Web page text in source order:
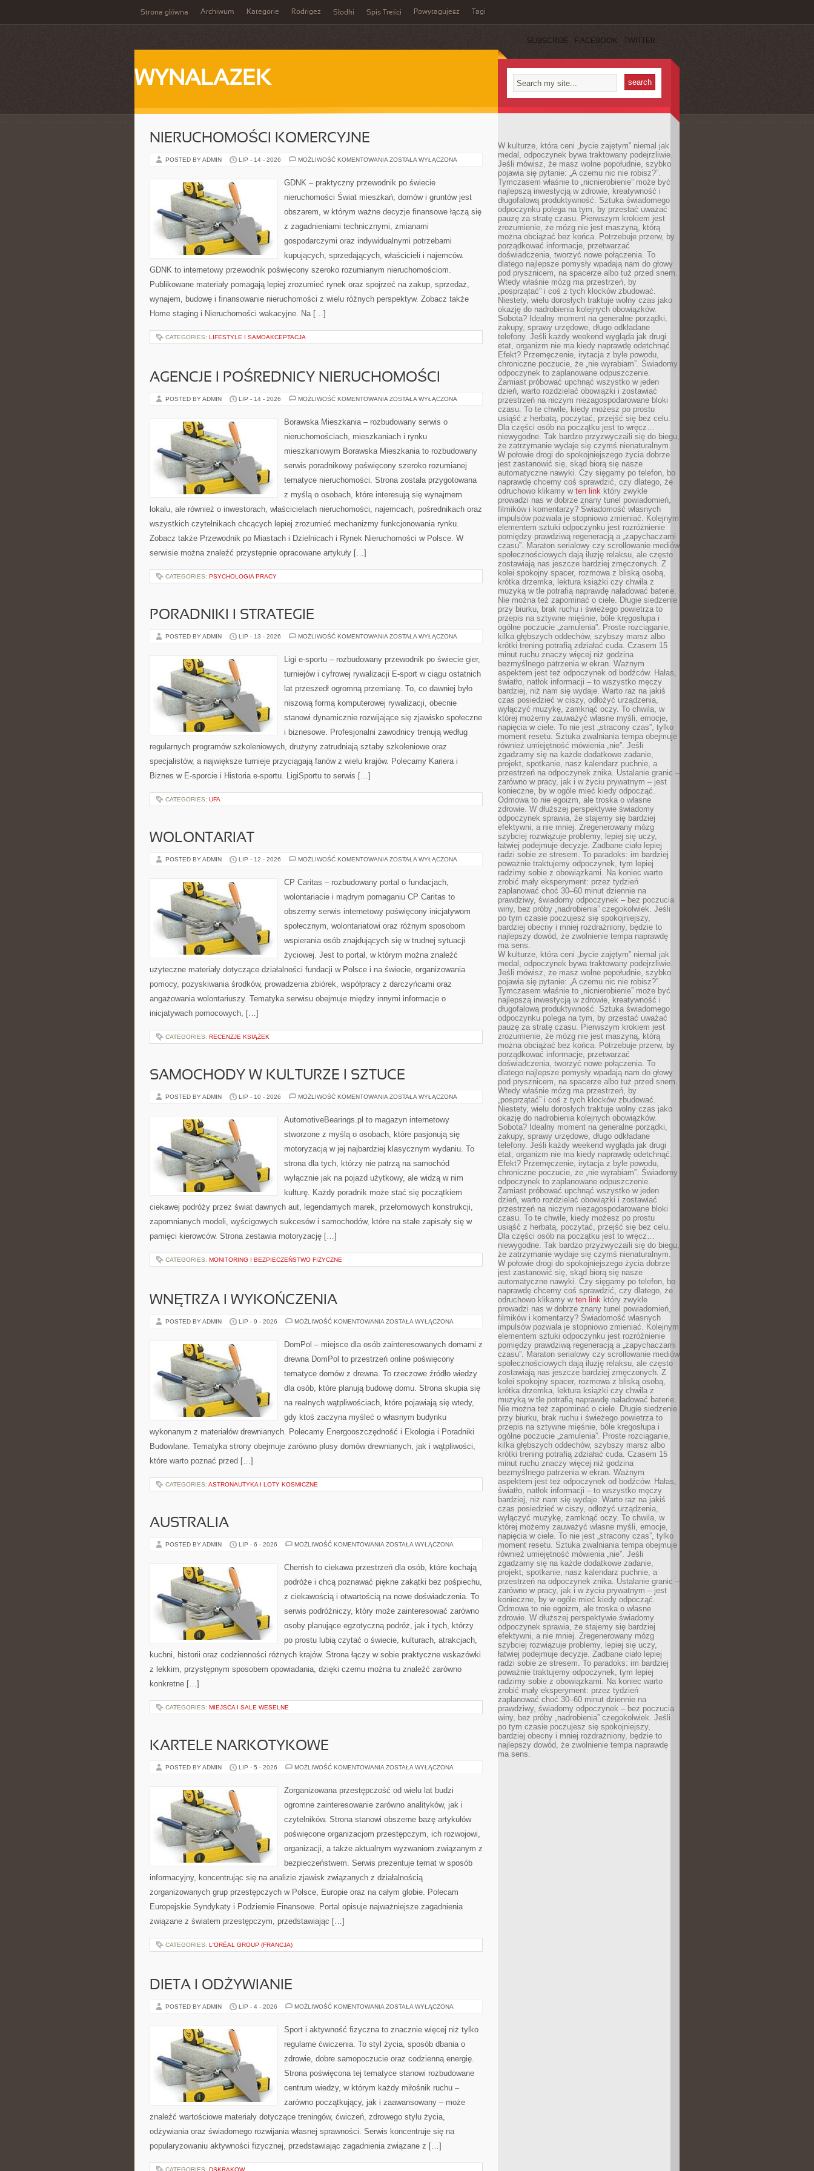
Strona główna Archiwum Kategorie Rodrigez Słodki Spis Treści Powytagujesz Tagi
SUBSCRIBE FACEBOOK TWITTER
WYNALAZEK
NIERUCHOMOŚCI KOMERCYJNE
POSTED BY ADMIN LIP - 14 - 2026 MOŻLIWOŚĆ KOMENTOWANIA NIERUCHOMOŚCI
ZOSTAŁA WYŁĄCZONA
GDNK – praktyczny przewodnik po świecie
nieruchomości Świat mieszkań, domów i gruntów jest
obszarem, w którym ważne decyzje finansowe łączą się
z zagadnieniami technicznymi, zmianami
gospodarczymi oraz indywidualnymi potrzebami
kupujących, sprzedających, właścicieli i najemców.
GDNK to internetowy przewodnik poświęcony szeroko rozumianym nieruchomościom.
Publikowane materiały pomagają lepiej zrozumieć rynek oraz spojrzeć na zakup, sprzedaż,
wynajem, budowę i finansowanie nieruchomości z wielu różnych perspektyw. Zobacz także
Home staging i Nieruchomości wakacyjne. Na […]
CATEGORIES: LIFESTYLE I SAMOAKCEPTACJA
AGENCJE I POŚREDNICY NIERUCHOMOŚCI
POSTED BY ADMIN LIP - 14 - 2026 MOŻLIWOŚĆ KOMENTOWANIA AGENCJE
NIERUCHOMOŚCI
ZOSTAŁA WYŁĄCZONA
Borawska Mieszkania – rozbudowany serwis o
nieruchomościach, mieszkaniach i rynku
mieszkaniowym Borawska Mieszkania to rozbudowany
serwis poradnikowy poświęcony szeroko rozumianej
tematyce nieruchomości. Strona została przygotowana
z myślą o osobach, które interesują się wynajmem
lokalu, ale również o inwestorach, właścicielach nieruchomości, najemcach, pośrednikach oraz
wszystkich czytelnikach chcących lepiej zrozumieć mechanizmy funkcjonowania rynku.
Zobacz także Przewodnik po Miastach i Dzielnicach i Rynek Nieruchomości w Polsce. W
serwisie można znaleźć przystępnie opracowane artykuły […]
CATEGORIES: PSYCHOLOGIA PRACY
PORADNIKI I STRATEGIE
POSTED BY ADMIN LIP - 13 - 2026 MOŻLIWOŚĆ KOMENTOWANIA PORADNIKI
ZOSTAŁA WYŁĄCZONA
Ligi e-sportu – rozbudowany przewodnik po świecie gier,
turniejów i cyfrowej rywalizacji E-sport w ciągu ostatnich
lat przeszedł ogromną przemianę. To, co dawniej było
niszową formą komputerowej rywalizacji, obecnie
stanowi dynamicznie rozwijające się zjawisko społeczne
i biznesowe. Profesjonalni zawodnicy trenują według
regularnych programów szkoleniowych, drużyny zatrudniają sztaby szkoleniowe oraz
specjalistów, a największe turnieje przyciągają fanów z wielu krajów. Polecamy Kariera i
Biznes w E-sporcie i Historia e-sportu. LigiSportu to serwis […]
CATEGORIES: UFA
WOLONTARIAT
POSTED BY ADMIN LIP - 12 - 2026 MOŻLIWOŚĆ KOMENTOWANIA WOLONTARIAT
ZOSTAŁA WYŁĄCZONA
CP Caritas – rozbudowany portal o fundacjach,
wolontariacie i mądrym pomaganiu CP Caritas to
obszerny serwis internetowy poświęcony inicjatywom
społecznym, wolontariatowi oraz różnym sposobom
wspierania osób znajdujących się w trudnej sytuacji
życiowej. Jest to portal, w którym można znaleźć
użyteczne materiały dotyczące działalności fundacji w Polsce i na świecie, organizowania
pomocy, pozyskiwania środków, prowadzenia zbiórek, współpracy z darczyńcami oraz
angażowania wolontariuszy. Tematyka serwisu obejmuje między innymi informacje o
inicjatywach pomocowych, […]
CATEGORIES: RECENZJE KSIĄŻEK
SAMOCHODY W KULTURZE I SZTUCE
POSTED BY ADMIN LIP - 10 - 2026 MOŻLIWOŚĆ KOMENTOWANIA SAMOCHODY
SZTUCE
ZOSTAŁA WYŁĄCZONA
AutomotiveBearings.pl to magazyn internetowy
stworzone z myślą o osobach, które pasjonują się
motoryzacją w jej najbardziej klasycznym wydaniu. To
strona dla tych, którzy nie patrzą na samochód
wyłącznie jak na pojazd użytkowy, ale widzą w nim
kulturę. Każdy poradnik może stać się początkiem
ciekawej podróży przez świat dawnych aut, legendarnych marek, przełomowych konstrukcji,
zapomnianych modeli, wyścigowych sukcesów i samochodów, które na stałe zapisały się w
pamięci kierowców. Strona zestawia motoryzację […]
CATEGORIES: MONITORING I BEZPIECZEŃSTWO FIZYCZNE
WNĘTRZA I WYKOŃCZENIA
POSTED BY ADMIN LIP - 9 - 2026 MOŻLIWOŚĆ KOMENTOWANIA WNĘTRZA
ZOSTAŁA WYŁĄCZONA
DomPol – miejsce dla osób zainteresowanych domami z
drewna DomPol to przestrzeń online poświęcony
tematyce domów z drewna. To rzeczowe źródło wiedzy
dla osób, które planują budowę domu. Strona skupia się
na realnych wątpliwościach, które pojawiają się wtedy,
gdy ktoś zaczyna myśleć o własnym budynku
wykonanym z materiałów drewnianych. Polecamy Energooszczędność i Ekologia i Poradniki
Budowlane. Tematyka strony obejmuje zarówno plusy domów drewnianych, jak i wątpliwości,
które warto poznać przed […]
CATEGORIES: ASTRONAUTYKA I LOTY KOSMICZNE
AUSTRALIA
POSTED BY ADMIN LIP - 6 - 2026 MOŻLIWOŚĆ KOMENTOWANIA AUSTRALIA
ZOSTAŁA WYŁĄCZONA
Cherrish to ciekawa przestrzeń dla osób, które kochają
podróże i chcą poznawać piękne zakątki bez pośpiechu,
z ciekawością i otwartością na nowe doświadczenia. To
serwis podróżniczy, który może zainteresować zarówno
osoby planujące egzotyczną podróż, jak i tych, którzy
po prostu lubią czytać o świecie, kulturach, atrakcjach,
kuchni, historii oraz codzienności różnych krajów. Strona łączy w sobie praktyczne wskazówki
z lekkim, przystępnym sposobem opowiadania, dzięki czemu można tu znaleźć zarówno
konkretne […]
CATEGORIES: MIEJSCA I SALE WESELNE
KARTELE NARKOTYKOWE
POSTED BY ADMIN LIP - 5 - 2026 MOŻLIWOŚĆ KOMENTOWANIA KARTELE
ZOSTAŁA WYŁĄCZONA
Zorganizowana przestępczość od wielu lat budzi
ogromne zainteresowanie zarówno analityków, jak i
czytelników. Strona stanowi obszerne bazę artykułów
poświęcone organizacjom przestępczym, ich rozwojowi,
organizacji, a także aktualnym wyzwaniom związanym z
bezpieczeństwem. Serwis prezentuje temat w sposób
informacyjny, koncentrując się na analizie zjawisk związanych z działalnością
zorganizowanych grup przestępczych w Polsce, Europie oraz na całym globie. Polecam
Europejskie Syndykaty i Podziemie Finansowe. Portal opisuje najważniejsze zagadnienia
związane z światem przestępczym, przedstawiając […]
CATEGORIES: L'ORÉAL GROUP (FRANCJA)
DIETA I ODŻYWIANIE
POSTED BY ADMIN LIP - 4 - 2026 MOŻLIWOŚĆ KOMENTOWANIA DIETA
ZOSTAŁA WYŁĄCZONA
Sport i aktywność fizyczna to znacznie więcej niż tylko
regularne ćwiczenia. To styl życia, sposób dbania o
zdrowie, dobre samopoczucie oraz codzienną energię.
Strona poświęcona tej tematyce stanowi rozbudowane
centrum wiedzy, w którym każdy miłośnik ruchu –
zarówno początkujący, jak i zaawansowany – może
znaleźć wartościowe materiały dotyczące treningów, ćwiczeń, zdrowego stylu życia,
odżywiania oraz świadomego rozwijania własnej sprawności. Serwis koncentruje się na
popularyzowaniu aktywności fizycznej, przedstawiając zagadnienia związane z […]
CATEGORIES: DSKRAKOW
W kulturze, która ceni „bycie zajętym” niemal jak
medal, odpoczynek bywa traktowany podejrzliwie.
Jeśli mówisz, że masz wolne popołudnie, szybko
pojawia się pytanie: „A czemu nic nie robisz?”.
Tymczasem właśnie to „nicnierobienie” może być
najlepszą inwestycją w zdrowie, kreatywność i
długofalową produktywność. Sztuka świadomego
odpoczynku polega na tym, by przestać uważać
pauzę za stratę czasu. Pierwszym krokiem jest
zrozumienie, że mózg nie jest maszyną, którą
można obciążać bez końca. Potrzebuje przerw, by
porządkować informacje, przetwarzać
doświadczenia, tworzyć nowe połączenia. To
dlatego najlepsze pomysły wpadają nam do głowy
pod prysznicem, na spacerze albo tuż przed snem.
Wtedy właśnie mózg ma przestrzeń, by
„posprzątać” i coś z tych klocków zbudować.
Niestety, wielu dorosłych traktuje wolny czas jako
okazję do nadrobienia kolejnych obowiązków.
Sobota? Idealny moment na generalne porządki,
zakupy, sprawy urzędowe, długo odkładane
telefony. Jeśli każdy weekend wygląda jak drugi
etat, organizm nie ma kiedy naprawdę odetchnąć.
Efekt? Przemęczenie, irytacja z byle powodu,
chroniczne poczucie, że „nie wyrabiam”. Świadomy
odpoczynek to zaplanowane odpuszczenie.
Zamiast próbować upchnąć wszystko w jeden
dzień, warto rozdzielać obowiązki i zostawiać
przestrzeń na niczym niezagospodarowane bloki
czasu. To te chwile, kiedy możesz po prostu
usiąść z herbatą, poczytać, przejść się bez celu.
Dla części osób na początku jest to wręcz…
niewygodne. Tak bardzo przyzwyczaili się do biegu,
że zatrzymanie wydaje się czymś nienaturalnym.
W połowie drogi do spokojniejszego życia dobrze
jest zastanowić się, skąd biorą się nasze
automatyczne nawyki. Czy sięgamy po telefon, bo
naprawdę chcemy coś sprawdzić, czy dlatego, że
odruchowo klikamy w ten link który zwykle
prowadzi nas w dobrze znany tunel powiadomień,
filmików i komentarzy? Świadomość własnych
impulsów pozwala je stopniowo zmieniać. Kolejnym
elementem sztuki odpoczynku jest rozróżnienie
pomiędzy prawdziwą regeneracją a „zapychaczami
czasu”. Maraton serialowy czy scrollowanie mediów
społecznościowych dają iluzję relaksu, ale często
zostawiają nas jeszcze bardziej zmęczonych. Z
kolei spokojny spacer, rozmowa z bliską osobą,
krótka drzemka, lektura książki czy chwila z
muzyką w tle potrafią naprawdę naładować baterie.
Nie można też zapominać o ciele. Długie siedzenie
przy biurku, brak ruchu i świeżego powietrza to
przepis na sztywne mięśnie, bóle kręgosłupa i
ogólne poczucie „zamulenia”. Proste rozciąganie,
kilka głębszych oddechów, szybszy marsz albo
krótki trening potrafią zdziałać cuda. Czasem 15
minut ruchu znaczy więcej niż godzina
bezmyślnego patrzenia w ekran. Ważnym
aspektem jest też odpoczynek od bodźców. Hałas,
światło, natłok informacji – to wszystko męczy
bardziej, niż nam się wydaje. Warto raz na jakiś
czas posiedzieć w ciszy, odłożyć urządzenia,
wyłączyć muzykę, zamknąć oczy. To chwila, w
której możemy zauważyć własne myśli, emocje,
napięcia w ciele. To nie jest „stracony czas”, tylko
moment resetu. Sztuka zwalniania tempa obejmuje
również umiejętność mówienia „nie”. Jeśli
zgadzamy się na każde dodatkowe zadanie,
projekt, spotkanie, nasz kalendarz puchnie, a
przestrzeń na odpoczynek znika. Ustalanie granic –
zarówno w pracy, jak i w życiu prywatnym – jest
konieczne, by w ogóle mieć kiedy odpocząć.
Odmowa to nie egoizm, ale troska o własne
zdrowie. W dłuższej perspektywie świadomy
odpoczynek sprawia, że stajemy się bardziej
efektywni, a nie mniej. Zregenerowany mózg
szybciej rozwiązuje problemy, lepiej się uczy,
łatwiej podejmuje decyzje. Zadbane ciało lepiej
radzi sobie ze stresem. To paradoks: im bardziej
poważnie traktujemy odpoczynek, tym lepiej
radzimy sobie z obowiązkami. Na koniec warto
zrobić mały eksperyment: przez tydzień
zaplanować choć 30–60 minut dziennie na
prawdziwy, świadomy odpoczynek – bez poczucia
winy, bez próby „nadrobienia” czegokolwiek. Jeśli
po tym czasie poczujesz się spokojniejszy,
bardziej obecny i mniej rozdrażniony, będzie to
najlepszy dowód, że zwolnienie tempa naprawdę
ma sens.
W kulturze, która ceni „bycie zajętym” niemal jak
medal, odpoczynek bywa traktowany podejrzliwie.
Jeśli mówisz, że masz wolne popołudnie, szybko
pojawia się pytanie: „A czemu nic nie robisz?”.
Tymczasem właśnie to „nicnierobienie” może być
najlepszą inwestycją w zdrowie, kreatywność i
długofalową produktywność. Sztuka świadomego
odpoczynku polega na tym, by przestać uważać
pauzę za stratę czasu. Pierwszym krokiem jest
zrozumienie, że mózg nie jest maszyną, którą
można obciążać bez końca. Potrzebuje przerw, by
porządkować informacje, przetwarzać
doświadczenia, tworzyć nowe połączenia. To
dlatego najlepsze pomysły wpadają nam do głowy
pod prysznicem, na spacerze albo tuż przed snem.
Wtedy właśnie mózg ma przestrzeń, by
„posprzątać” i coś z tych klocków zbudować.
Niestety, wielu dorosłych traktuje wolny czas jako
okazję do nadrobienia kolejnych obowiązków.
Sobota? Idealny moment na generalne porządki,
zakupy, sprawy urzędowe, długo odkładane
telefony. Jeśli każdy weekend wygląda jak drugi
etat, organizm nie ma kiedy naprawdę odetchnąć.
Efekt? Przemęczenie, irytacja z byle powodu,
chroniczne poczucie, że „nie wyrabiam”. Świadomy
odpoczynek to zaplanowane odpuszczenie.
Zamiast próbować upchnąć wszystko w jeden
dzień, warto rozdzielać obowiązki i zostawiać
przestrzeń na niczym niezagospodarowane bloki
czasu. To te chwile, kiedy możesz po prostu
usiąść z herbatą, poczytać, przejść się bez celu.
Dla części osób na początku jest to wręcz…
niewygodne. Tak bardzo przyzwyczaili się do biegu,
że zatrzymanie wydaje się czymś nienaturalnym.
W połowie drogi do spokojniejszego życia dobrze
jest zastanowić się, skąd biorą się nasze
automatyczne nawyki. Czy sięgamy po telefon, bo
naprawdę chcemy coś sprawdzić, czy dlatego, że
odruchowo klikamy w ten link który zwykle
prowadzi nas w dobrze znany tunel powiadomień,
filmików i komentarzy? Świadomość własnych
impulsów pozwala je stopniowo zmieniać. Kolejnym
elementem sztuki odpoczynku jest rozróżnienie
pomiędzy prawdziwą regeneracją a „zapychaczami
czasu”. Maraton serialowy czy scrollowanie mediów
społecznościowych dają iluzję relaksu, ale często
zostawiają nas jeszcze bardziej zmęczonych. Z
kolei spokojny spacer, rozmowa z bliską osobą,
krótka drzemka, lektura książki czy chwila z
muzyką w tle potrafią naprawdę naładować baterie.
Nie można też zapominać o ciele. Długie siedzenie
przy biurku, brak ruchu i świeżego powietrza to
przepis na sztywne mięśnie, bóle kręgosłupa i
ogólne poczucie „zamulenia”. Proste rozciąganie,
kilka głębszych oddechów, szybszy marsz albo
krótki trening potrafią zdziałać cuda. Czasem 15
minut ruchu znaczy więcej niż godzina
bezmyślnego patrzenia w ekran. Ważnym
aspektem jest też odpoczynek od bodźców. Hałas,
światło, natłok informacji – to wszystko męczy
bardziej, niż nam się wydaje. Warto raz na jakiś
czas posiedzieć w ciszy, odłożyć urządzenia,
wyłączyć muzykę, zamknąć oczy. To chwila, w
której możemy zauważyć własne myśli, emocje,
napięcia w ciele. To nie jest „stracony czas”, tylko
moment resetu. Sztuka zwalniania tempa obejmuje
również umiejętność mówienia „nie”. Jeśli
zgadzamy się na każde dodatkowe zadanie,
projekt, spotkanie, nasz kalendarz puchnie, a
przestrzeń na odpoczynek znika. Ustalanie granic –
zarówno w pracy, jak i w życiu prywatnym – jest
konieczne, by w ogóle mieć kiedy odpocząć.
Odmowa to nie egoizm, ale troska o własne
zdrowie. W dłuższej perspektywie świadomy
odpoczynek sprawia, że stajemy się bardziej
efektywni, a nie mniej. Zregenerowany mózg
szybciej rozwiązuje problemy, lepiej się uczy,
łatwiej podejmuje decyzje. Zadbane ciało lepiej
radzi sobie ze stresem. To paradoks: im bardziej
poważnie traktujemy odpoczynek, tym lepiej
radzimy sobie z obowiązkami. Na koniec warto
zrobić mały eksperyment: przez tydzień
zaplanować choć 30–60 minut dziennie na
prawdziwy, świadomy odpoczynek – bez poczucia
winy, bez próby „nadrobienia” czegokolwiek. Jeśli
po tym czasie poczujesz się spokojniejszy,
bardziej obecny i mniej rozdrażniony, będzie to
najlepszy dowód, że zwolnienie tempa naprawdę
ma sens.